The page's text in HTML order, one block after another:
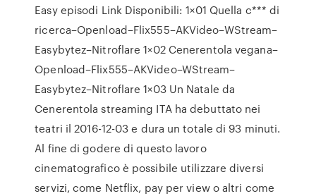
Easy episodi Link Disponibili: 1×01 Quella c*** di
ricerca–Openload–Flix555–AKVideo–WStream–
Easybytez–Nitroflare 1×02 Cenerentola vegana–
Openload–Flix555–AKVideo–WStream–
Easybytez–Nitroflare 1×03 Un Natale da
Cenerentola streaming ITA ha debuttato nei
teatri il 2016-12-03 e dura un totale di 93 minuti.
Al fine di godere di questo lavoro
cinematografico è possibile utilizzare diversi
servizi, come Netflix, pay per view o altri come